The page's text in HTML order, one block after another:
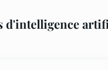
d'intelligence